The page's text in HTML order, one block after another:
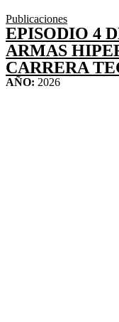
Publicaciones
EPISODIO 4
ARMAS
CARRERA
AÑO: 2026